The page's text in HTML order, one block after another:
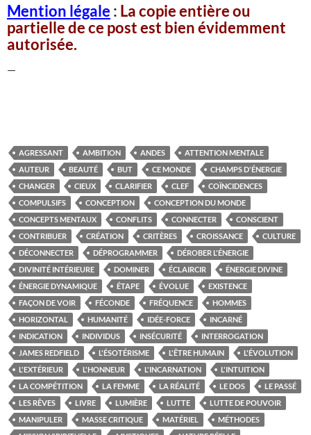
Mention légale : La copie entière ou
partielle de ce post est bien évidemment
autorisée.
—
AGRESSANT AMBITION ANDES
ATTENTION MENTALE
AUTEUR
BEAUTÉ BUT CE MONDE
CHAMPS D'ÉNERGIE
CHANGER
CIEUX CLARIFIER CLEF
COÏNCIDENCES
COMPULSIFS
CONCEPTION
CONCEPTION DU MONDE
CONCEPTS MENTAUX
CONFLITS CONNECTER
CONSCIENT
CONTRIBUER
CRÉATION CRITÈRES CROISSANCE
CULTURE
DÉCONNECTER
DÉPROGRAMMER
DÉROBER L'ÉNERGIE
DIVINITÉ INTÉRIEURE
DOMINER ÉCLAIRCIR
ÉNERGIE DIVINE
ÉNERGIE DYNAMIQUE
ÉTAPE ÉVOLUE
EXISTENCE
FAÇON DE VOIR
FÉCONDE FRÉQUENCE
HOMMES
HORIZONTAL
HUMANITÉ IDÉE-FORCE
INCARNÉ
INDICATION
INDIVIDUS INSÉCURITÉ
INTERROGATION
JAMES REDFIELD
L'ÉSOTÉRISME L'ÊTRE HUMAIN
L'ÉVOLUTION
L'EXTÉRIEUR
L'HONNEUR L'INCARNATION
L'INTUITION
LA COMPÉTITION
LA FEMME LA RÉALITÉ LE DOS
LE PASSÉ
LES RÊVES
LIVRE LUMIÈRE LUTTE
LUTTE DE POUVOIR
MANIPULER
MASSE CRITIQUE MATÉRIEL
MÉTHODES